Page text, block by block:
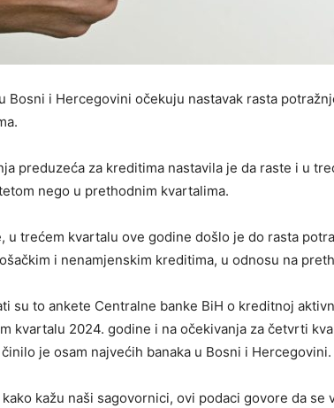
Bosni i Hercegovini očekuju nastavak rasta
preduzeća za kreditima nastavila je da raste i u
nego u prethodnim kvartalima.
u trećem kvartalu ove godine došlo je do rasta
i nenamjenskim kreditima, u odnosu na
su to ankete Centralne banke BiH o kreditnoj
kvartalu 2024. godine i na očekivanja za četvrti
je osam najvećih banaka u Bosni i Hercegovini.
kako kažu naši sagovornici, ovi podaci govore da se